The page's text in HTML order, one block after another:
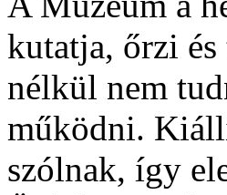
kutatja, őrzi
nélkül nem
működni.
szólnak, így